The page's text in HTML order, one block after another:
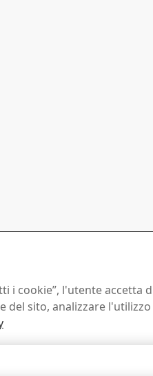
i cookie”, l'utente
del sito, analizzare